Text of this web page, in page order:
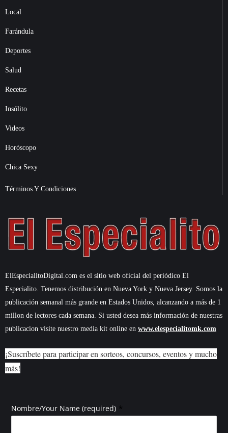
Local
Farándula
Deportes
Salud
Recetas
Insólito
Videos
Horóscopo
Chica Sexy
Términos Y Condiciones
ElEspecialitoDigital.com es el sitio web oficial del periódico El
Especialito. Tenemos distribución en Nueva York y Nueva Jersey. Somos la
publicación semanal más grande en Estados Unidos, alcanzando a más de 1
millon de lectores cada semana. Si usted desea más información de nuestras
publicacion visite nuestro media kit online en www.elespecialitomk.com
¡Suscríbete para participar en sorteos, concursos, eventos y mucho
más!
Nombre/Your Name (required) *